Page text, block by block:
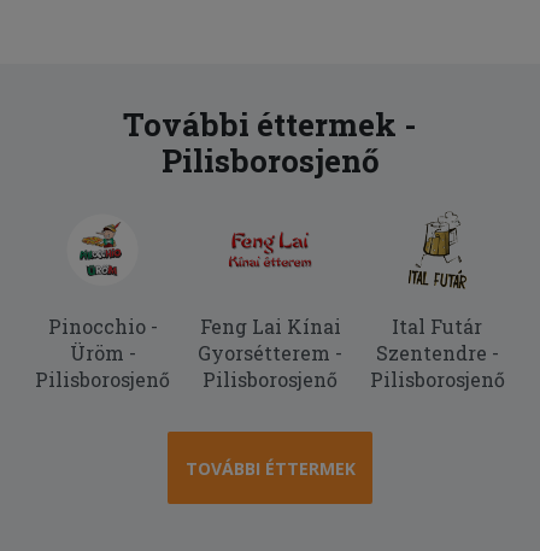
További éttermek -
Pilisborosjenő
Pinocchio -
Üröm -
Pilisborosjenő
Feng Lai Kínai
Gyorsétterem -
Pilisborosjenő
Ital Futár
Szentendre -
Pilisborosjenő
TOVÁBBI ÉTTERMEK